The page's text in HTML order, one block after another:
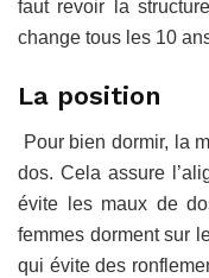
faut revoir la
change tous les 10
La position
Pour bien dormir, la
dos. Cela assure
évite les maux de
femmes dorment sur
qui évite des